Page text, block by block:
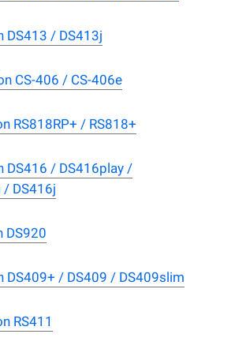
DS413 / DS413j
CS-406 / CS-406e
RS818RP+ / RS818+
DS416 / DS416play /
/ DS416j
DS920
DS409+ / DS409 / DS409slim
RS411